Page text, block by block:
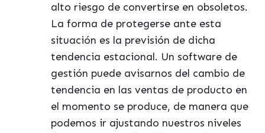
alto riesgo de convertirse en obsoletos.
La forma de protegerse ante esta
situación es la previsión de dicha
tendencia estacional. Un software de
gestión puede avisarnos del cambio de
tendencia en las ventas de producto en
el momento se produce, de manera que
podemos ir ajustando nuestros niveles